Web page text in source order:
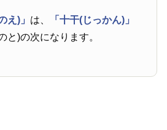
え)」 は、
「十干(じっかん)」
と)の次になります。